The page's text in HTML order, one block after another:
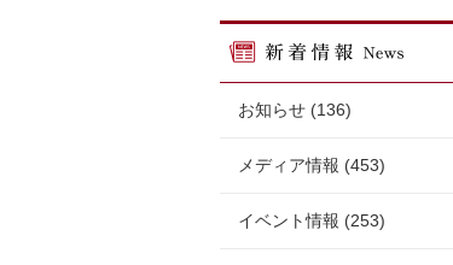
お知らせ (136)
メディア情報 (453)
イベント情報 (253)